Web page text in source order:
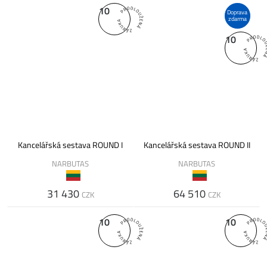
10
Kancelářská sestava ROUND I
NARBUTAS
31 430 CZK
Doprava
zdarma
10
Kancelářská sestava ROUND II
NARBUTAS
64 510 CZK
10 10